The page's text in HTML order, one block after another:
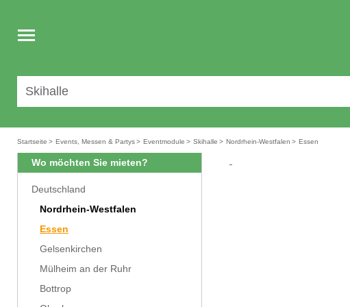
Toggle
navigation
Startseite > Events, Messen & Partys> Eventmodule > Skihalle > Nordrhein-Westfalen > Essen
Wo möchten Sie mieten?
Deutschland
Nordrhein-Westfalen
Essen
Gelsenkirchen
Mülheim an der Ruhr
Bottrop